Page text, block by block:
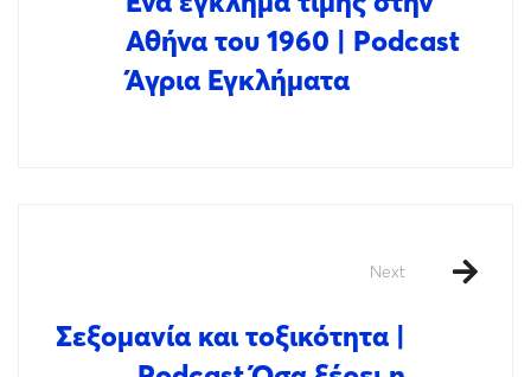
Αθήνα του 1960 | Podcast
Άγρια Εγκλήματα
Next
Σεξομανία και τοξικότητα |